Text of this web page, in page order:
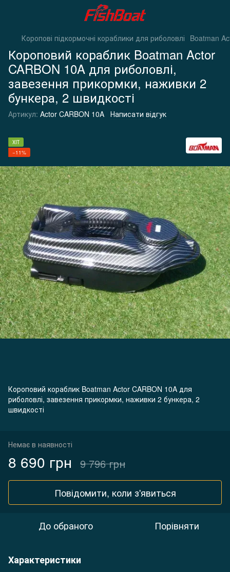
Коропові підкормочні кораблики для риболовлі Boatman
Короповий кораблик Boatman Actor
CARBON 10A для риболовлі,
завезення прикормки, наживки 2
бункера, 2 швидкості
Артикул: Actor CARBON 10A Написати відгук
ХІТ
−11%
Короповий кораблик Boatman Actor CARBON 10A для
риболовлі, завезення прикормки, наживки 2 бункера, 2
швидкості
Немає в наявності
8 690 грн 9 796 грн
Повідомити, коли з'явиться
До обраного Порівняти
Характеристики